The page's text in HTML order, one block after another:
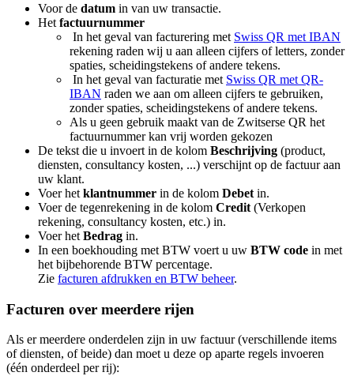
Voor de datum in van uw transactie.
Het factuurnummer
In het geval van facturering met Swiss QR met IBAN
rekening raden wij u aan alleen cijfers of letters, zonder
spaties, scheidingstekens of andere tekens.
In het geval van facturatie met Swiss QR met QR-
IBAN raden we aan om alleen cijfers te gebruiken,
zonder spaties, scheidingstekens of andere tekens.
Als u geen gebruik maakt van de Zwitserse QR het
factuurnummer kan vrij worden gekozen
De tekst die u invoert in de kolom Beschrijving (product,
diensten, consultancy kosten, ...) verschijnt op de factuur aan
uw klant.
Voer het klantnummer in de kolom Debet in.
Voer de tegenrekening in de kolom Credit (Verkopen
rekening, consultancy kosten, etc.) in.
Voer het Bedrag in.
In een boekhouding met BTW voert u uw BTW code in met
het bijbehorende BTW percentage.
Zie facturen afdrukken en BTW beheer.
Facturen over meerdere rijen
Als er meerdere onderdelen zijn in uw factuur (verschillende items
of diensten, of beide) dan moet u deze op aparte regels invoeren
(één onderdeel per rij):